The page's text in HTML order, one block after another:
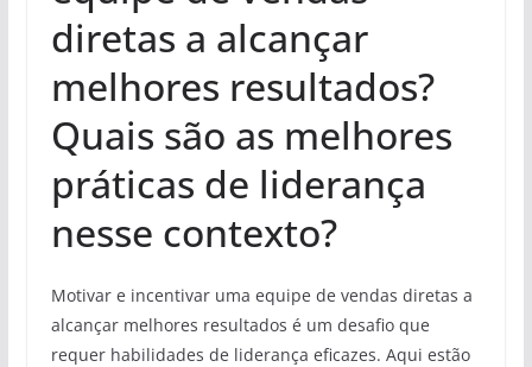
diretas a alcançar
melhores resultados?
Quais são as melhores
práticas de liderança
nesse contexto?
Motivar e incentivar uma equipe de vendas diretas a
alcançar melhores resultados é um desafio que
requer habilidades de liderança eficazes. Aqui estão